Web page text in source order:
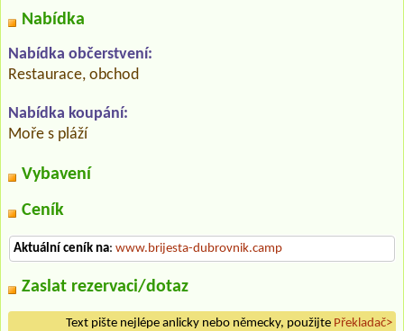
Nabídka
Nabídka občerstvení:
Restaurace, obchod
Nabídka koupání:
Moře s pláží
Vybavení
Ceník
Aktuální ceník na: www.brijesta-dubrovnik.camp
Zaslat rezervaci/dotaz
Text pište nejlépe anlicky nebo německy, použijte Překladač>